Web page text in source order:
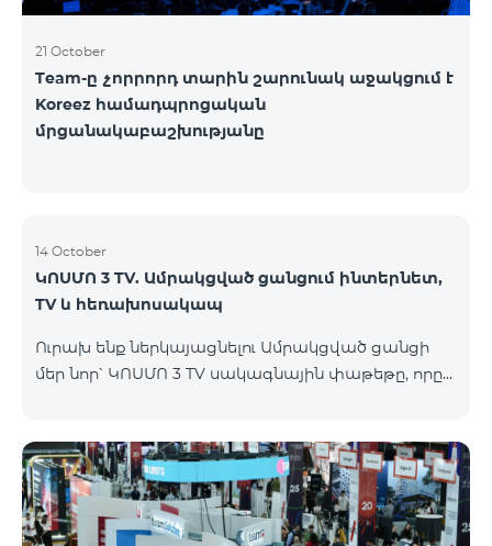
21 October
Team-ը չորրորդ տարին շարունակ աջակցում է
Koreez համադպրոցական
մրցանակաբաշխությանը
14 October
ԿՈՍՄՈ 3 TV. Ամրակցված ցանցում ինտերնետ,
TV և հեռախոսակապ
Ուրախ ենք ներկայացնելու Ամրակցված ցանցի
մեր նոր՝ ԿՈՍՄՈ 3 TV սակագնային փաթեթը, որը
ժամանակակից լուծումներ յուրաքանչյուր տան
համար, որը հասանելի կլինի Վարդենիս և
Գավառ քաղաքներում մինչև 15․11․2025
ներառյալ։Ի՞նչ է ներառում Ամրակցված ցանցի